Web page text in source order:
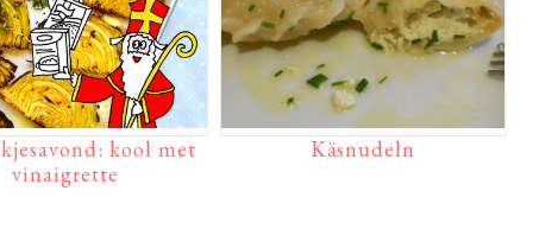
kool met
vinaigrette
Käsnudeln